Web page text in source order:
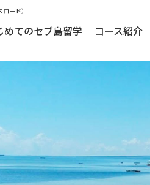
ード）
めてのセブ島留学 コース紹介